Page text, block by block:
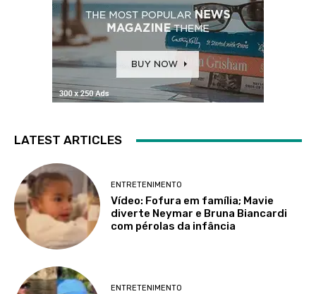
LATEST ARTICLES
ENTRETENIMENTO
Vídeo: Fofura em família; Mavie
diverte Neymar e Bruna Biancardi
com pérolas da infância
ENTRETENIMENTO